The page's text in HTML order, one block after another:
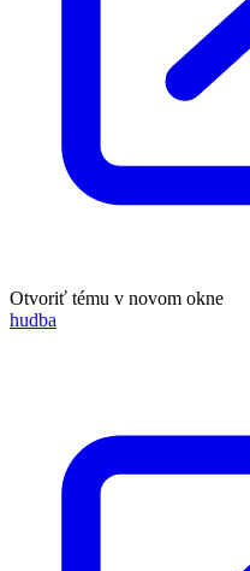
Otvoriť tému v novom okne
hudba